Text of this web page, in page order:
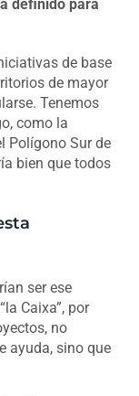
definido para
de base
de mayor
Tenemos
como la
Polígono Sur de
bien que todos
ser ese
Caixa”, por
no
ayuda, sino que